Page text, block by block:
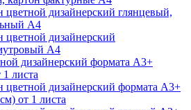
цветной дизайнерский глянцевый,
А4
цветной дизайнерский
А4
дизайнерский формата А3+
листа
цветной дизайнерский формата А3+
от 1 листа